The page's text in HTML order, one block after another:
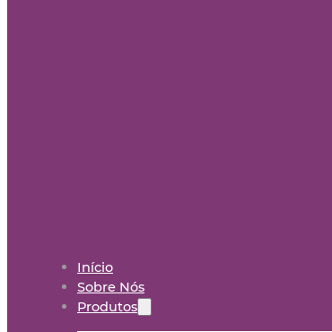
Início
Sobre Nós
Produtos